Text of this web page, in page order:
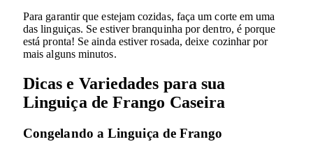
Para garantir que estejam cozidas, faça um corte em uma
das linguiças. Se estiver branquinha por dentro, é porque
está pronta! Se ainda estiver rosada, deixe cozinhar por
mais alguns minutos.
Dicas e Variedades para sua
Linguiça de Frango Caseira
Congelando a Linguiça de Frango